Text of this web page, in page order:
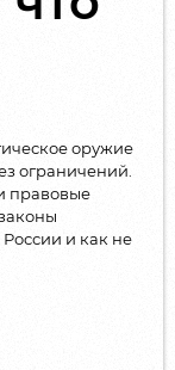
оружие
ограничений.
правовые
и как не